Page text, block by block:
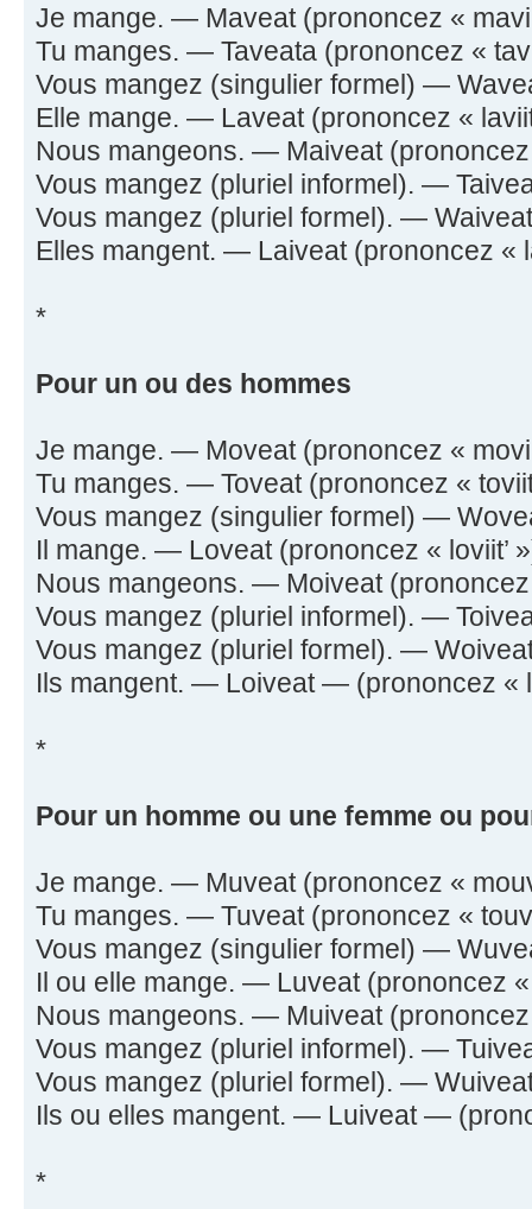
Je mange. — Maveat (prononcez «
Tu manges. — Taveata (prononcez «
Vous mangez (singulier formel) —
Elle mange. — Laveat (prononcez «
Nous mangeons. — Maiveat (prononcez
Vous mangez (pluriel informel). —
Vous mangez (pluriel formel). —
Elles mangent. — Laiveat (prononcez «
*
Pour un ou des hommes
Je mange. — Moveat (prononcez «
Tu manges. — Toveat (prononcez «
Vous mangez (singulier formel) —
Il mange. — Loveat (prononcez « loviit’
Nous mangeons. — Moiveat (prononcez
Vous mangez (pluriel informel). —
Vous mangez (pluriel formel). —
Ils mangent. — Loiveat — (prononcez «
*
Pour un homme ou une femme ou
Je mange. — Muveat (prononcez «
Tu manges. — Tuveat (prononcez «
Vous mangez (singulier formel) —
Il ou elle mange. — Luveat (prononcez «
Nous mangeons. — Muiveat (prononcez
Vous mangez (pluriel informel). —
Vous mangez (pluriel formel). —
Ils ou elles mangent. — Luiveat —
*